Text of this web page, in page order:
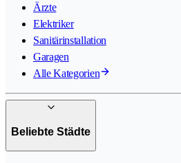
Ärzte
Elektriker
Sanitärinstallation
Garagen
Alle Kategorien
Beliebte Städte